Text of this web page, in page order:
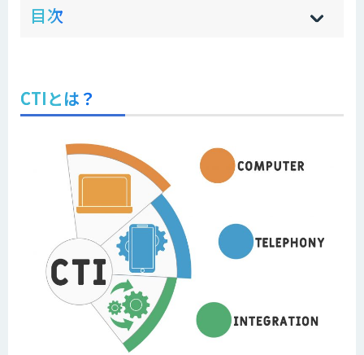
目次 hi
]
sh
]
CTIとは？